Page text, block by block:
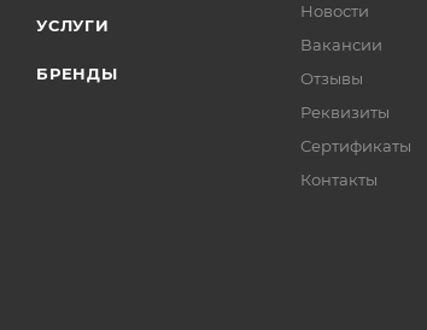
УСЛУГИ
БРЕНДЫ
Новости
Вакансии
Отзывы
Реквизиты
Сертификаты
Контакты